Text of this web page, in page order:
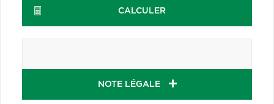
CALCULER
NOTE LÉGALE